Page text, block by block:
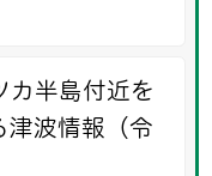
カ半島付近を
津波情報（令